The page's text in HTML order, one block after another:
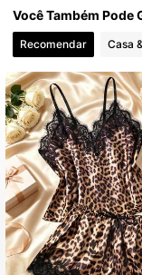
4,86 83K
4,86 83K
4,86 83K
Você Também Pode
Recomendar Casa